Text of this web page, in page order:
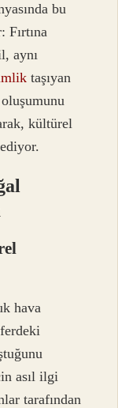
bu
Fırtına
aynı
taşıyan
kültürel
hava
asıl ilgi
tarafından